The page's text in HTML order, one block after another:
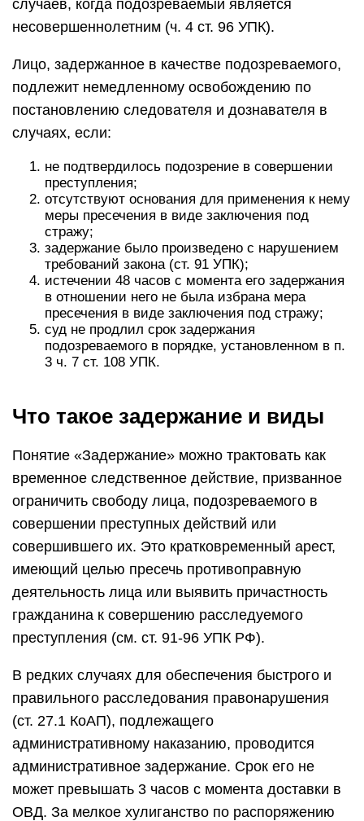
случаев, когда подозреваемый является
несовершеннолетним (ч. 4 ст. 96 УПК).
Лицо, задержанное в качестве подозреваемого,
подлежит немедленному освобождению по
постановлению следователя и дознавателя в
случаях, если:
не подтвердилось подозрение в совершении
преступления;
отсутствуют основания для применения к нему
меры пресечения в виде заключения под
стражу;
задержание было произведено с нарушением
требований закона (ст. 91 УПК);
истечении 48 часов с момента его задержания
в отношении него не была избрана мера
пресечения в виде заключения под стражу;
суд не продлил срок задержания
подозреваемого в порядке, установленном в п.
3 ч. 7 ст. 108 УПК.
Что такое задержание и виды
Понятие «Задержание» можно трактовать как
временное следственное действие, призванное
ограничить свободу лица, подозреваемого в
совершении преступных действий или
совершившего их. Это кратковременный арест,
имеющий целью пресечь противоправную
деятельность лица или выявить причастность
гражданина к совершению расследуемого
преступления (см. ст. 91-96 УПК РФ).
В редких случаях для обеспечения быстрого и
правильного расследования правонарушения
(ст. 27.1 КоАП), подлежащего
административному наказанию, проводится
административное задержание. Срок его не
может превышать 3 часов с момента доставки в
ОВД. За мелкое хулиганство по распоряжению